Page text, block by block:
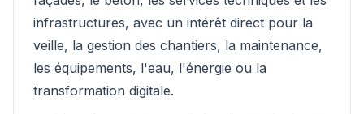
infrastructures, avec un intérêt direct pour la
veille, la gestion des chantiers, la maintenance,
les équipements, l'eau, l'énergie ou la
transformation digitale.